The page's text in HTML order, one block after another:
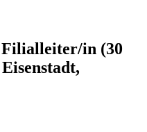
in (30